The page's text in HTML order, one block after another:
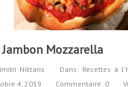
Jambon Mozzarella
Niktaris Dans: Recettes à
4, 2019 Commentaire: 0